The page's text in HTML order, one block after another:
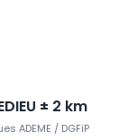
± 2 km
ADEME / DGFiP